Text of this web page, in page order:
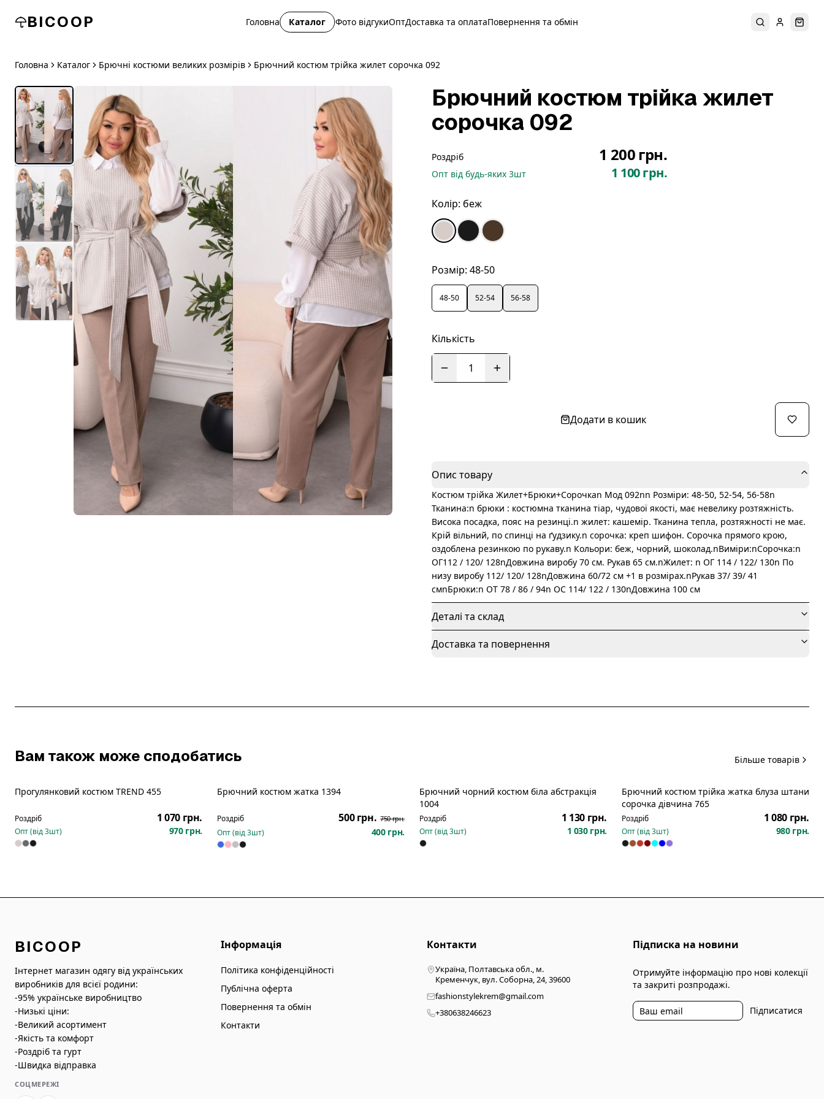
BICOOP Головна Каталог Фото відгукиОптДоставка та оплатаПовернення та обмін ПошукУвійти
Головна Каталог Брючні костюми великих розмірів Брючний костюм трійка жилет сорочка 092
Брючний костюм трійка жилет
сорочка 092
Роздріб 1 200 грн.
Опт від будь-яких 3шт 1 100 грн.
Колір: беж
Розмір: 48-50
48-50 52-54 56-58
Кількість
1
Додати в кошик
Опис товару
Костюм трійка Жилет+Брюки+Сорочкаn Мод 092nn Розміри: 48-50, 52-54, 56-58n
Тканина:n брюки : костюмна тканина тіар, чудової якості, має невелику розтяжність.
Висока посадка, пояс на резинці.n жилет: кашемір. Тканина тепла, розтяжності не має.
Крій вільний, по спинці на ґудзику.n сорочка: креп шифон. Сорочка прямого крою,
оздоблена резинкою по рукаву.n Кольори: беж, чорний, шоколад.nВиміри:nСорочка:n
ОГ112 / 120/ 128nДовжина виробу 70 см. Рукав 65 см.nЖилет: n ОГ 114 / 122/ 130n По
низу виробу 112/ 120/ 128nДовжина 60/72 см +1 в розмірах.nРукав 37/ 39/ 41
смnБрюки:n ОТ 78 / 86 / 94n ОС 114/ 122 / 130nДовжина 100 см
Деталі та склад
Доставка та повернення
Вам також може сподобатись Більше товарів
Прогулянковий костюм TREND 455
Роздріб 1 070 грн.
Опт (від3шт) 970 грн.
Брючний костюм жатка 1394
Роздріб 500 грн. 750 грн.
Опт (від3шт) 400 грн.
Брючний чорний костюм біла абстракція
1004
Роздріб 1 130 грн.
Опт (від3шт) 1 030 грн.
Брючний костюм трійка жатка блуза штани
сорочка дівчина 765
Роздріб 1 080 грн.
Опт (від3шт) 980 грн.
BICOOP
Інтернет магазин одягу від українських
виробників для всієї родини:
-95% українське виробництво
-Низькі ціни:
-Великий асортимент
-Якість та комфорт
-Роздріб та гурт
-Швидка відправка
СОЦМЕРЕЖІ
Інформація
Політика конфіденційності
Публічна оферта
Повернення та обмін
Контакти
Контакти
Україна, Полтавська обл., м.
Кременчук, вул. Соборна, 24, 39600
fashionstylekrem@gmail.com
+380638246623
Підписка на новини
Отримуйте інформацію про нові колекції
та закриті розпродажі.
Підписатися